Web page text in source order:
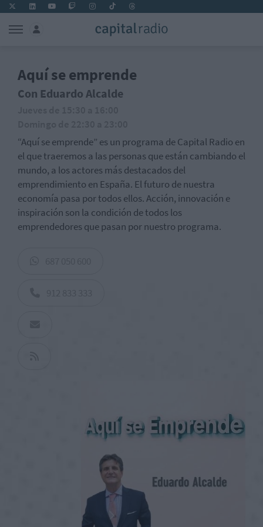
Aquí se emprende
Con Eduardo Alcalde
“Aquí se emprende” es un programa de Capital Radio en
el que traeremos a las personas que están cambiando el
mundo, a los actores más destacados del
emprendimiento en España. El futuro de nuestra
economía pasa por todos ellos. Acción, innovación e
inspiración son la condición de todos los
emprendedores que pasan por nuestro programa.